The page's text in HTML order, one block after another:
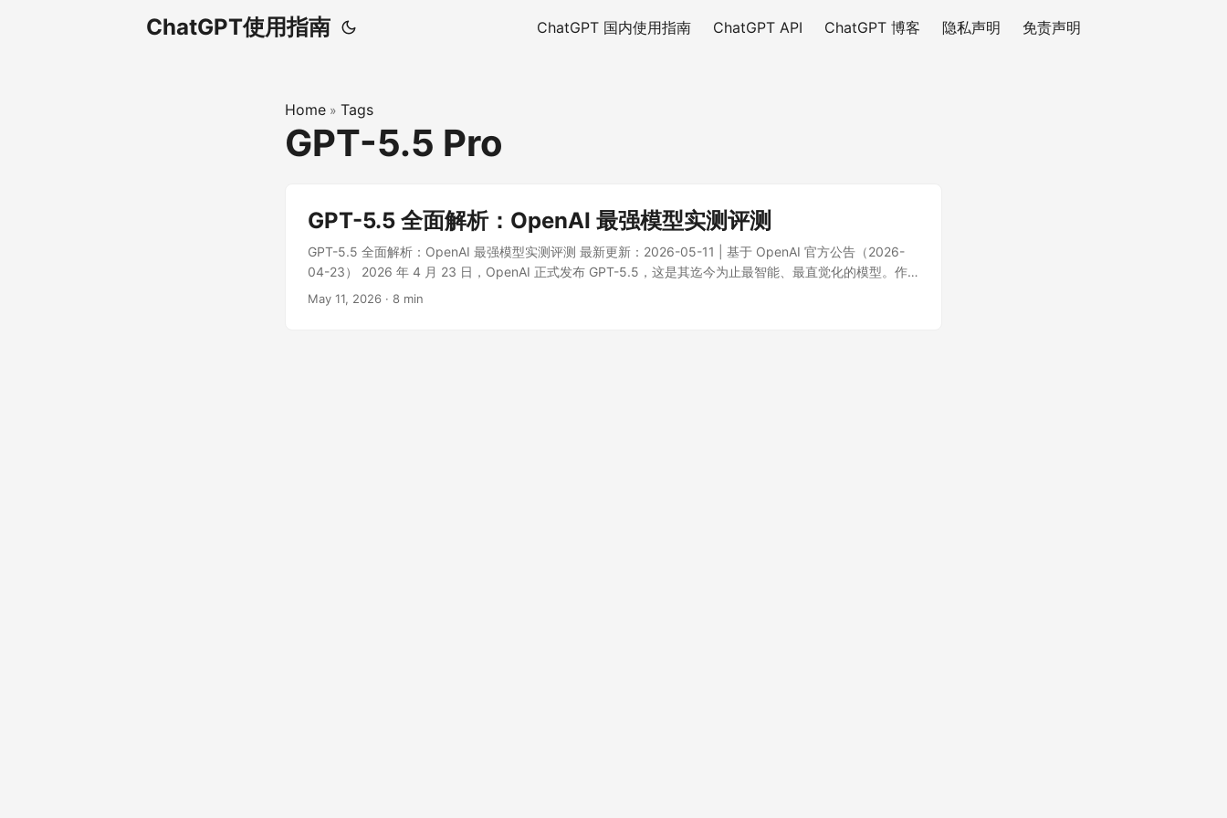
ChatGPT使用指南 ChatGPT 国内使用指南 ChatGPT API ChatGPT 博客 隐私声明 免责声明
Home » Tags
GPT-5.5 Pro
GPT-5.5 全面解析：OpenAI 最强模型实测评测
GPT-5.5 全面解析：OpenAI 最强模型实测评测 最新更新：2026-05-11 | 基于 OpenAI 官方公告（2026-
04-23） 2026 年 4 月 23 日，OpenAI 正式发布 GPT-5.5，这是其迄今为止最智能、最直觉化的模型。作
为 GPT-5 系列的最新迭代，GPT-5.5 在编程能力、计算机操作、科学研究和知识工作等多个维度实现了显著
May 11, 2026 · 8 min